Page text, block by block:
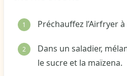
Préchauffez l’Airfryer à
Dans un saladier,
le sucre et la maïzena.